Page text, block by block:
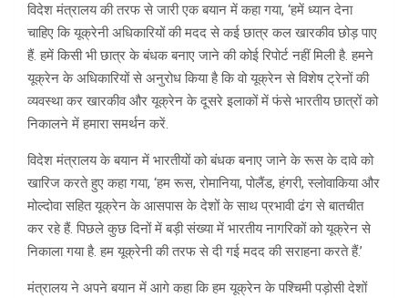
विदेश मंत्रालय की तरफ से जारी एक बयान में कहा गया, ‘हमें ध्यान देना
चाहिए कि यूक्रेनी अधिकारियों की मदद से कई छात्र कल खारकीव छोड़ पाए
हैं. हमें किसी भी छात्र के बंधक बनाए जाने की कोई रिपोर्ट नहीं मिली है. हमने
यूक्रेन के अधिकारियों से अनुरोध किया है कि वो यूक्रेन से विशेष ट्रेनों की
व्यवस्था कर खारकीव और यूक्रेन के दूसरे इलाकों में फंसे भारतीय छात्रों को
निकालने में हमारा समर्थन करें.
विदेश मंत्रालय के बयान में भारतीयों को बंधक बनाए जाने के रूस के दावे को
खारिज करते हुए कहा गया, ‘हम रूस, रोमानिया, पोलैंड, हंगरी, स्लोवाकिया और
मोल्दोवा सहित यूक्रेन के आसपास के देशों के साथ प्रभावी ढंग से बातचीत
कर रहे हैं. पिछले कुछ दिनों में बड़ी संख्या में भारतीय नागरिकों को यूक्रेन से
निकाला गया है. हम यूक्रेनी की तरफ से दी गई मदद की सराहना करते हैं.’
मंत्रालय ने अपने बयान में आगे कहा कि हम यूक्रेन के पश्चिमी पड़ोसी देशों